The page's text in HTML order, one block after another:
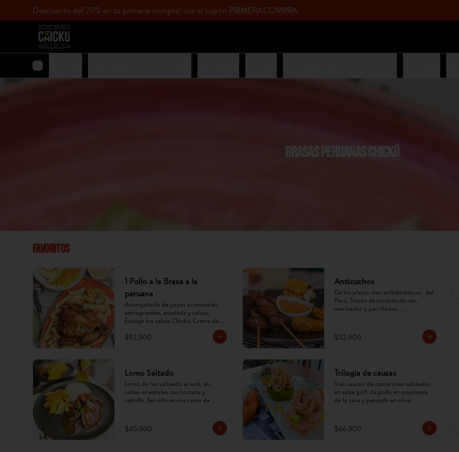
Descuento del 20% en tu primera compra! usa el cupòn PRIMERACOMPRA
BRASAS PERUANAS CHICKÚ
Favoritos
1 Pollo a la Brasa a la
peruana
Acompañado de papas artesanales
extragrandes, ensalada y salsas.
Escoge tus salsas Chickú: Crema de
(Imagen referencial, puede cambiar).
$92.900
Anticuchos
De los platos mas emblemáticos.  del
Perú. Trozos de corazón de res,
marinados y parrillados.
puede cambiar)
$32.900
Lomo Saltado
Lomo de res salteado al wok, en
salsas orientales con tomate y
cebolla. Servido en una cama de
$45.900
Trilogia de causas
Tres causas; de camarones salteados
en salsa golf, de pollo en mayonesa
de la casa y pescado en oliva.
$66.900